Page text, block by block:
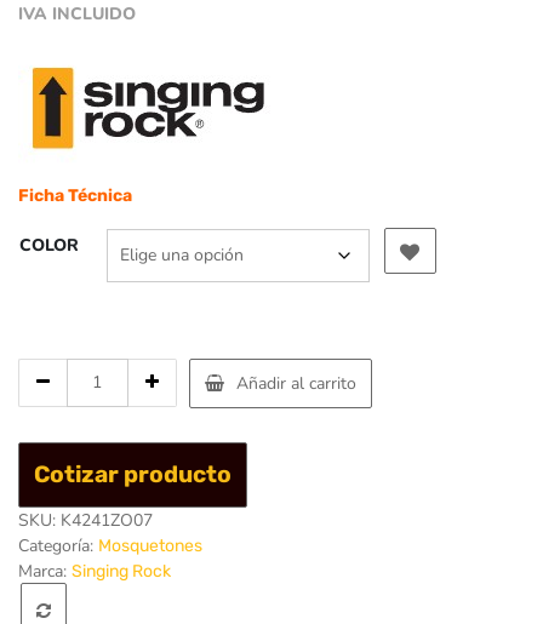
desde
$17.766
IVA INCLUIDO
Ficha Técnica
COLOR
Oval
Steel
Tiempos
-
Singing
Añadir al carrito
Cotizar producto
SKU: K4241ZO07
Categoría: Mosquetones
Marca: Singing Rock